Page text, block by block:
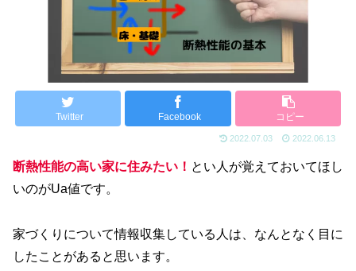
Twitter Facebook コピー
2022.07.03 2022.06.13
断熱性能の高い家に住みたい！ とい人が覚えておいてほし
いのがUa値です。
家づくりについて情報収集している人は、なんとなく目に
したことがあると思います。